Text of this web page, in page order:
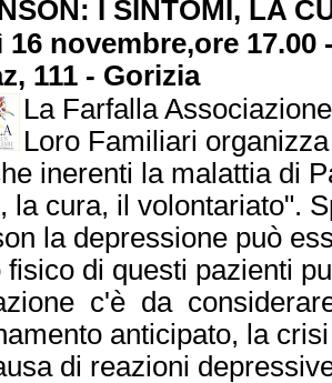
I SINTOMI, LA
16 novembre,ore
111 - Gorizia
La Farfalla
Loro Familiari
inerenti la malattia di
la cura, il volontariato".
la depressione può
fisico di questi pazienti
c'è da
anticipato, la
di reazioni